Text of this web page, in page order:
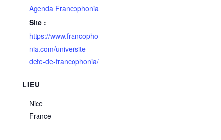
Agenda Francophonia
Site :
https://www.francopho
nia.com/universite-
dete-de-francophonia/
LIEU
Nice
France